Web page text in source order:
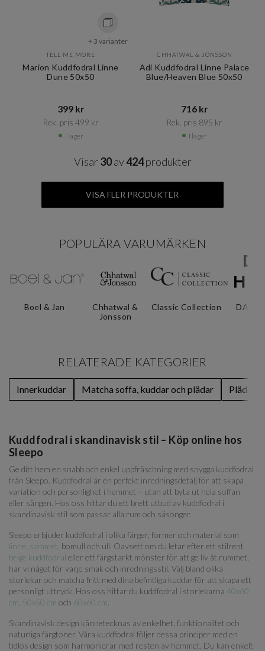
+ 3 varianter
TELL ME MORE
Marion Kuddfodral Linne
Dune 50x50
399 kr​​
Rek. pris 499 kr​​
I lager
CHHATWAL & JONSSON
Adi Kuddfodral Linne Palace
Blue/Heaven Blue 50x50
716 kr​​
Rek. pris 895 kr​​
I lager
Visar 30av424produkter
VISA FLER PRODUKTER
POPULÄRA VARUMÄRKEN
Boel & Jan
Chhatwal &
Jonsson
Classic Collection DAY
RELATERADE KATEGORIER
Innerkuddar Matcha soffa, kuddar och plädar Plädar
Kuddfodral i skandinavisk stil – Köp online hos
Sleepo
Ge ditt hem en snabb och enkel uppfräschning med snygga kuddfodral
från Sleepo. Kuddfodral är en perfekt inredningsdetalj för att skapa
variation och personlighet i hemmet – utan att byta ut hela soffan
eller sängen. Hos oss hittar du ett brett utbud av kuddfodral i
skandinavisk stil som passar alla rum och säsonger.
Sleepo erbjuder kuddfodral i olika färger, former och material som
linne sammet , bomull och ull. Oavsett om du letar efter ett stilrent
beige kuddfodral eller ett färgstarkt mönster för att ge liv åt rummet,
har vi något för varje smak och inredningsstil. Välj bland olika
storlekar och matcha fritt med dina befintliga kuddar för att skapa ett
personligt uttryck. Hos oss hittar du kuddfodral i storlekarna 40x60
cm 50x50 cm och 60x60 cm
Skandinavisk design kännetecknas av enkelhet, funktionalitet och
naturliga färgtoner. Våra kuddfodral följer dessa principer med en
tidlös design som harmonierar med resten av hemmet. Du kan enkelt